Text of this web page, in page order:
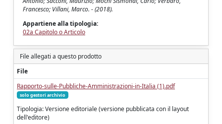
Francesco; Villani, Marco. - (2018).
Appartiene alla tipologia:
02a Capitolo o Articolo
File allegati a questo prodotto
File
Rapporto-sulle-Pubbliche-Amministrazioni-in-Italia (1).pdf
solo gestori archivio
Tipologia: Versione editoriale (versione pubblicata con il layout
dell'editore)